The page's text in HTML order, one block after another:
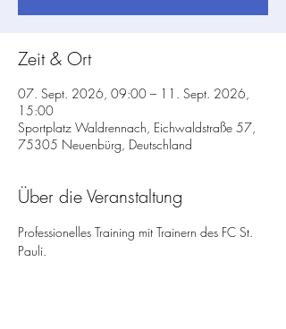
Zeit & Ort
07. Sept. 2026, 09:00 – 11. Sept. 2026,
15:00
Sportplatz Waldrennach, Eichwaldstraße 57,
75305 Neuenbürg, Deutschland
Über die Veranstaltung
Professionelles Training mit Trainern des FC St.
Pauli.